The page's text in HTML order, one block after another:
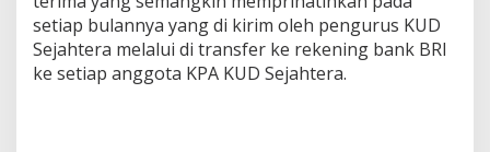
setiap bulannya yang di kirim oleh pengurus KUD
Sejahtera melalui di transfer ke rekening bank BRI
ke setiap anggota KPA KUD Sejahtera.